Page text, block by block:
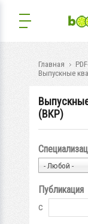
Главная
Выпускные
(ВКР)
- Любой -
Публикация
с